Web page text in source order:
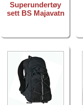
Superundertøy
sett BS Majavatn